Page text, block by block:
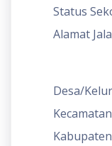
Status
Alamat
Desa/
Kecamatan